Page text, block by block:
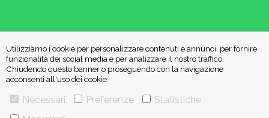
Utilizziamo i cookie per personalizzare contenuti e annunci, per fornire
funzionalità dei social media e per analizzare il nostro traffico.
Chiudendo questo banner o proseguendo con la navigazione
acconsenti all'uso dei cookie.
Necessari Preferenze
Statistiche
CHI SIAMO CONTATTI
PRIVACY POLICY